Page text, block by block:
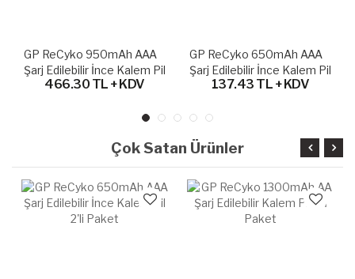
GP ReCyko 950mAh AAA
Şarj Edilebilir İnce Kalem Pil
2'li Paket
466.30 TL + KDV
GP ReCyko 650mAh AAA
Şarj Edilebilir İnce Kalem Pil
2'li Paket
137.43 TL + KDV
Çok Satan Ürünler